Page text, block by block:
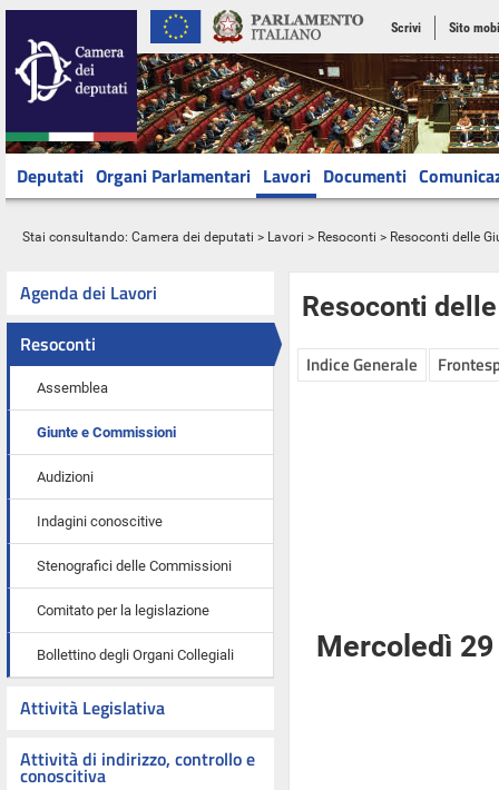
Scrivi Sito
Deputati Organi Parlamentari Lavori Documenti
Stai consultando: Camera dei deputati > Lavori > Resoconti > Resoconti delle
Agenda dei Lavori
Resoconti
Assemblea
Giunte e Commissioni
Audizioni
Indagini conoscitive
Stenografici delle Commissioni
Comitato per la legislazione
Bollettino degli Organi Collegiali
Attività Legislativa
Attività di indirizzo, controllo e
conoscitiva
Resoconti
Indice Generale
Mercoledì